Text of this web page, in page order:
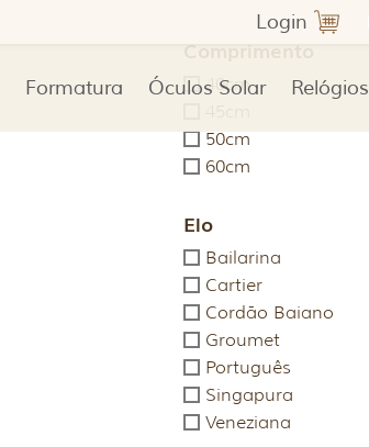
Login
Formatura Óculos Solar Relógios
Comprimento
40cm
50cm
60cm
Elo
Bailarina
Cartier
Cordão Baiano
Groumet
Português
Singapura
Veneziana